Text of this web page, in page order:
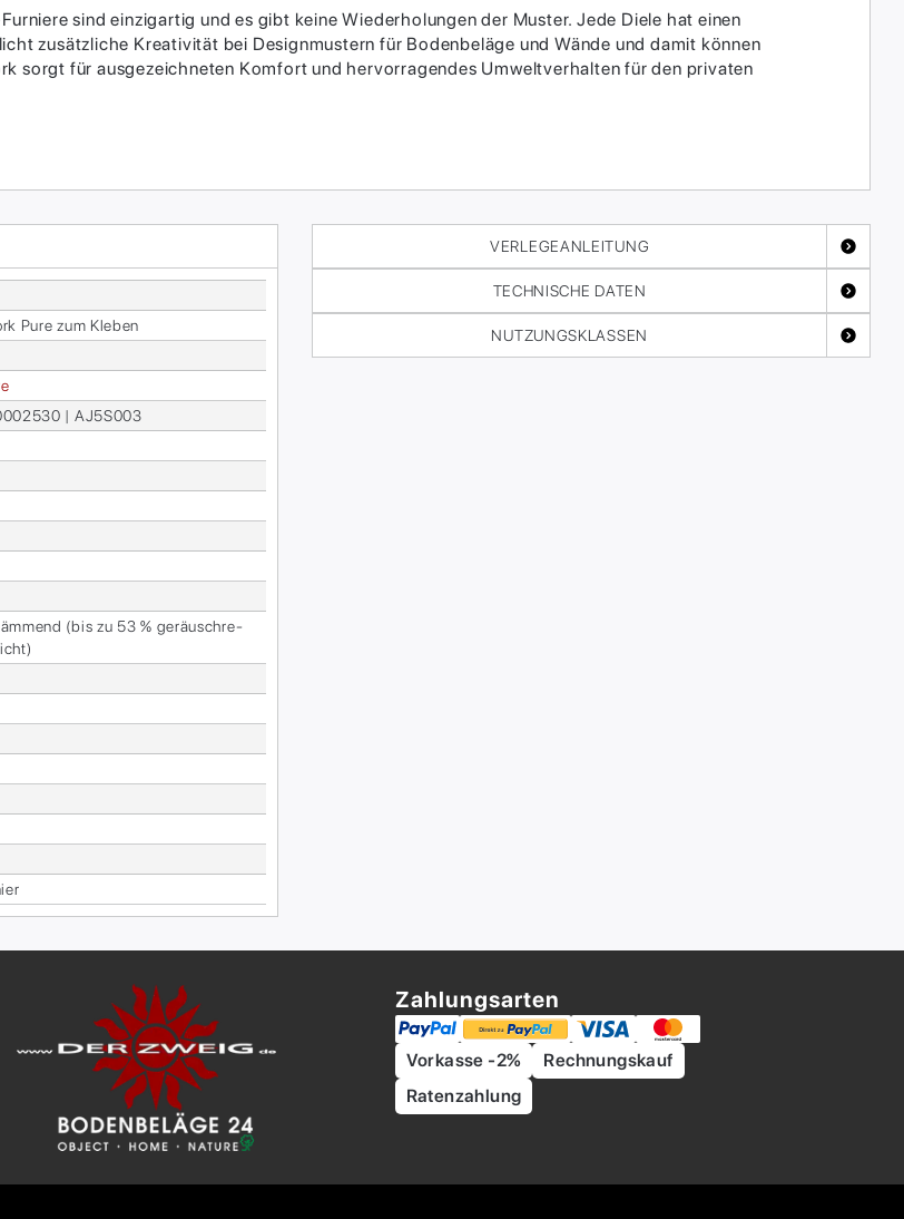
Pure zum Kle­ben
| AJ5S003
(bis zu 53 % ge­räusch­re­
sind einzigartig und es gibt keine Wiederholungen der Muster. Jede Diele hat einen
zusätzliche Kreativität bei Designmustern für Bodenbeläge und Wände und damit können
sorgt für ausgezeichneten Komfort und hervorragendes Umweltverhalten für den privaten
VERLEGEANLEITUNG
TECHNISCHE DATEN
NUTZUNGSKLASSEN
Zahlungsarten
Vorkasse -2%
Rechnungskauf
Ratenzahlung